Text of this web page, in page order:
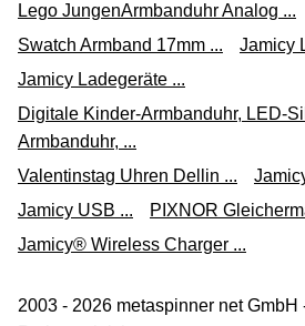
Lego JungenArmbanduhr Analog ...
Swatch Armband 17mm ...
Jamicy
Jamicy Ladegeräte ...
Digitale Kinder-Armbanduhr, LED-
Armbanduhr, ...
Valentinstag Uhren Dellin ...
Jamicy USB ...
PIXNOR
Jamicy® Wireless Charger ...
2003 - 2026 metaspinner net GmbH